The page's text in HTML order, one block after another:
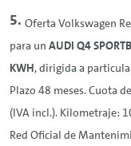
Oferta Volkswagen
para un AUDI Q4
KWH, dirigida a
Plazo 48 meses. Cuota
(IVA incl.). Kilometraje:
Red Oficial de